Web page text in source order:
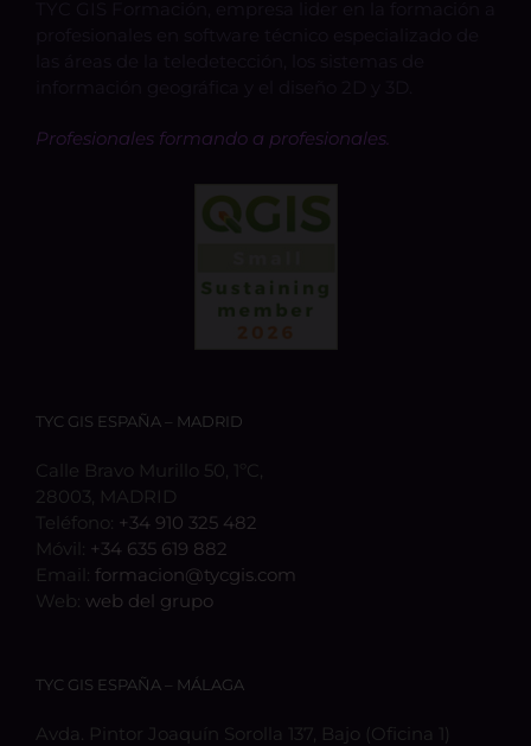
Profesionales formando a profesionales.
TYC GIS ESPAÑA – MADRID
Calle Bravo Murillo 50, 1ºC,
28003, MADRID
Teléfono: +34 910 325 482
Móvil: +34 635 619 882
Email: formacion@tycgis.com
Web: web del grupo
TYC GIS ESPAÑA – MÁLAGA
Avda. Pintor Joaquín Sorolla 137, Bajo (Oficina 1)